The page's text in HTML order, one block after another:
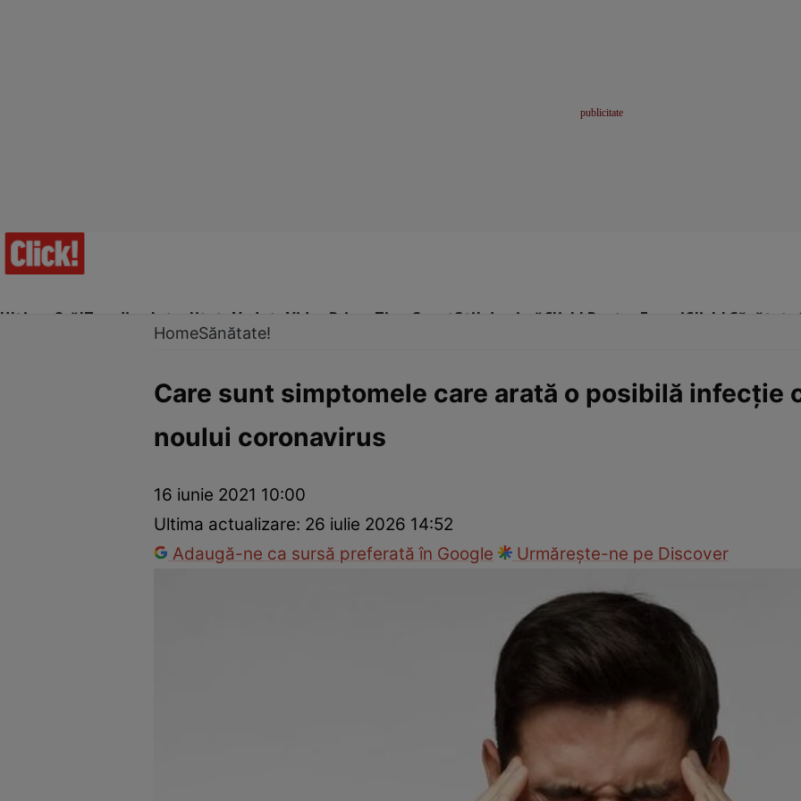
Ultima Oră!Trending Actualitate Vedete Video Prime Time SportStil de viațăClick! Pentru FemeiClick! Sănătate
Prevenție și tratamentRemedii naturisteMedicii răspund
HomeSănătate!
Care sunt simptomele care arată o posibilă infecţie
noului coronavirus
16 iunie 2021 10:00
Ultima actualizare: 26 iulie 2026 14:52
Adaugă-ne ca sursă preferată în Google
Urmărește-ne pe Discover